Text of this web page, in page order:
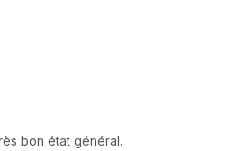
bon état général.